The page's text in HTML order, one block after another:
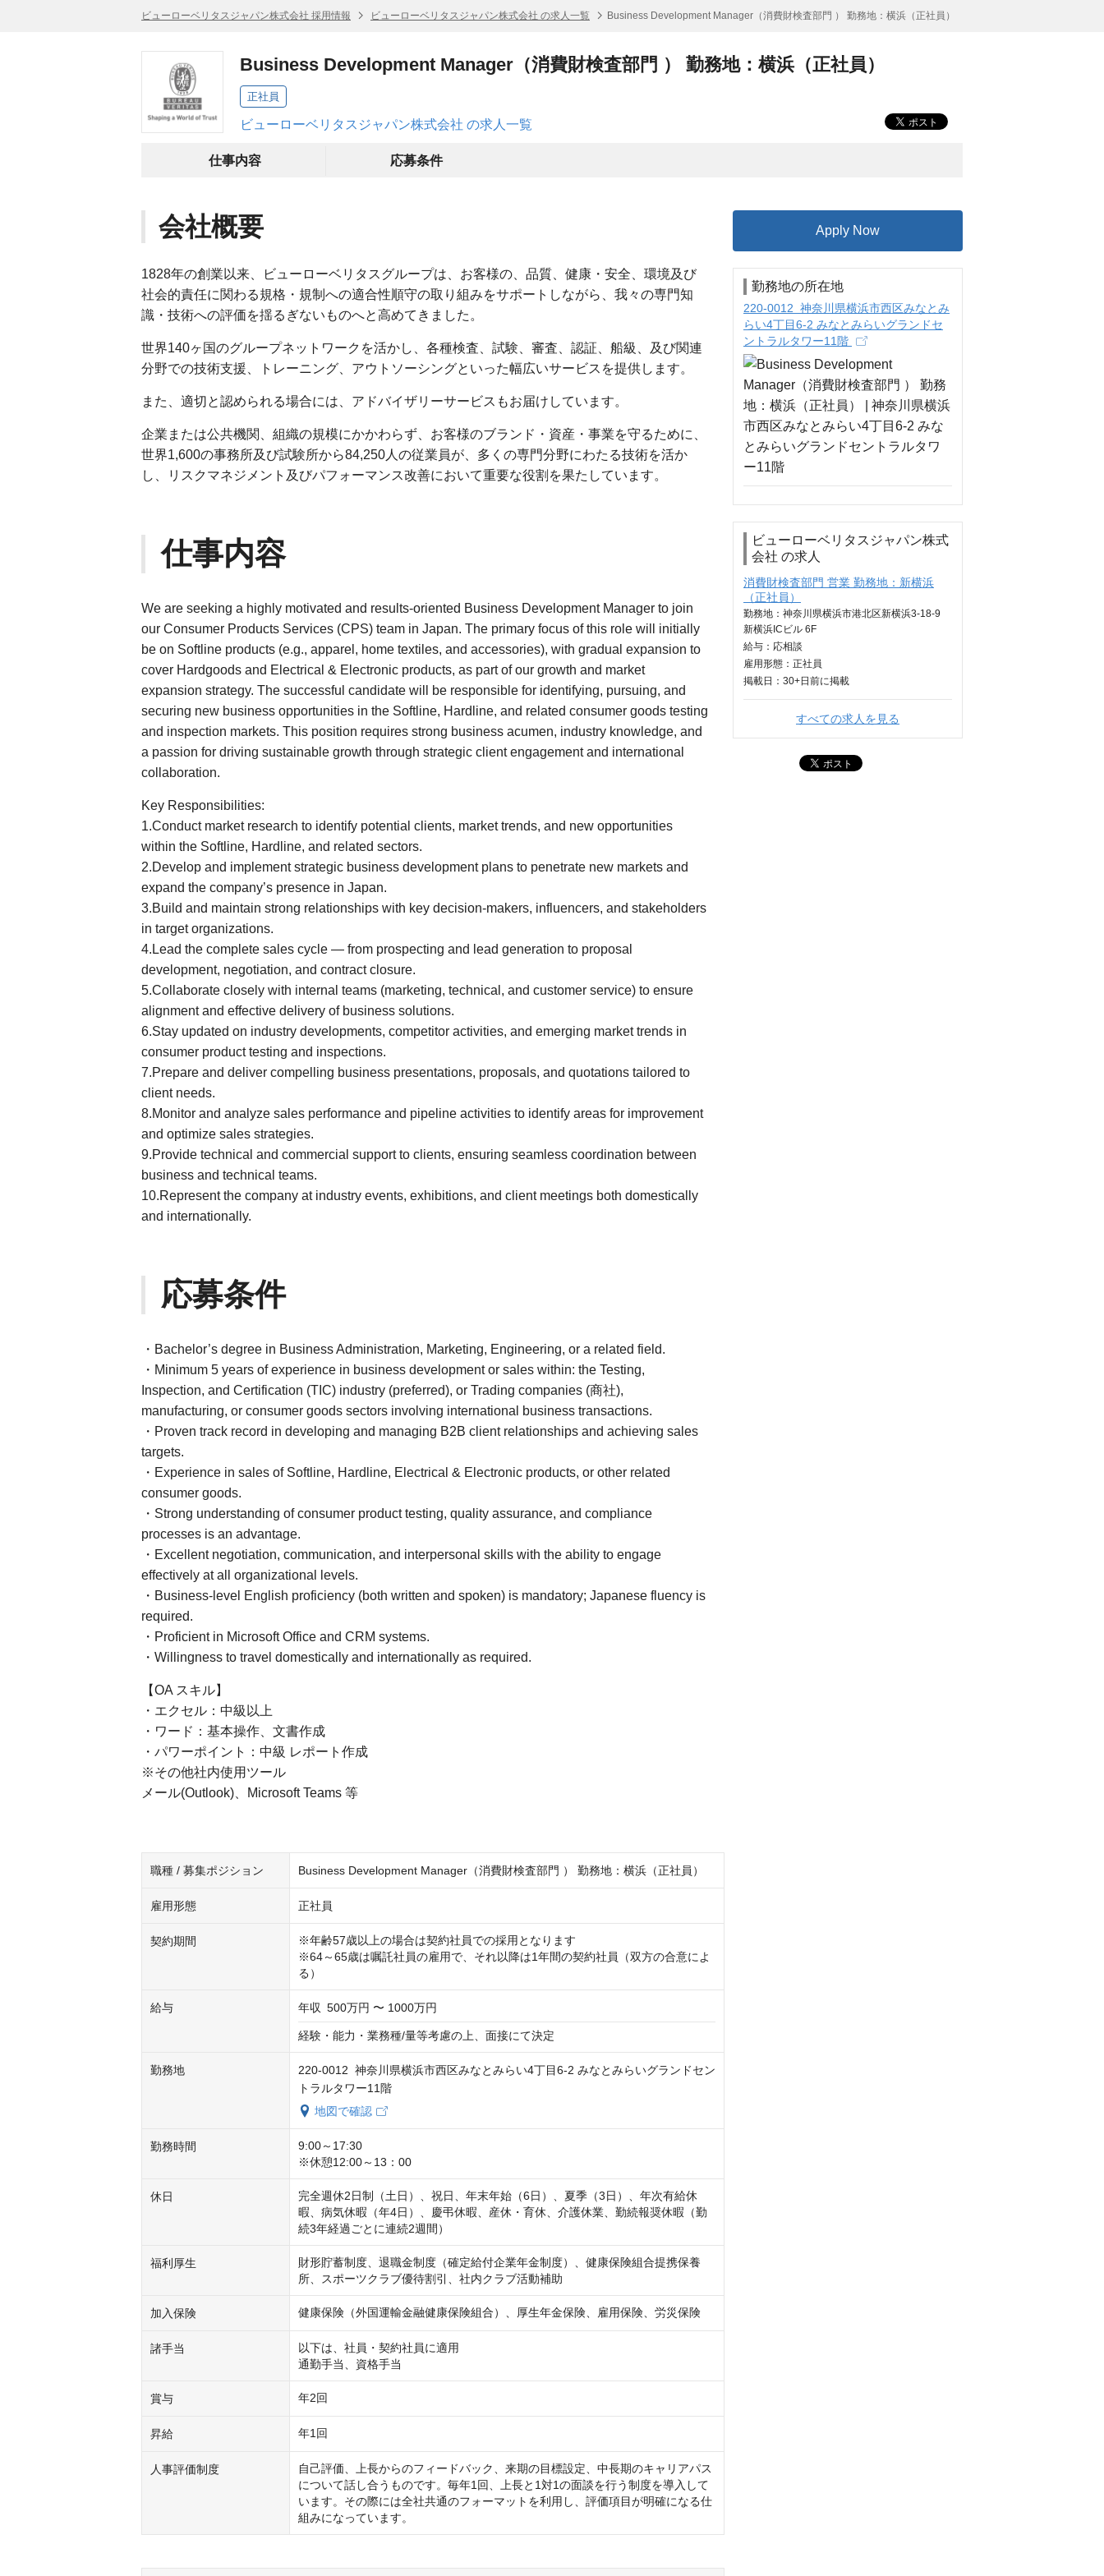
ビューローベリタスジャパン株式会社 採用情報 ビューローベリタスジャパン株式会社 の求人一覧 Business Development Manager（消費財検査部門 ） 勤務地：横浜（正社員）
Business Development Manager（消費財検査部門 ） 勤務地：横浜（正社員）
正社員
ビューローベリタスジャパン株式会社 の求人一覧
仕事内容 応募条件
会社概要
1828年の創業以来、ビューローベリタスグループは、お客様の、品質、健康・安全、環境及び
社会的責任に関わる規格・規制への適合性順守の取り組みをサポートしながら、我々の専門知
識・技術への評価を揺るぎないものへと高めてきました。
世界140ヶ国のグループネットワークを活かし、各種検査、試験、審査、認証、船級、及び関連
分野での技術支援、トレーニング、アウトソーシングといった幅広いサービスを提供します。
また、適切と認められる場合には、アドバイザリーサービスもお届けしています。
企業または公共機関、組織の規模にかかわらず、お客様のブランド・資産・事業を守るために、
世界1,600の事務所及び試験所から84,250人の従業員が、多くの専門分野にわたる技術を活か
し、リスクマネジメント及びパフォーマンス改善において重要な役割を果たしています。
仕事内容
We are seeking a highly motivated and results-oriented Business Development Manager to join
our Consumer Products Services (CPS) team in Japan. The primary focus of this role will initially
be on Softline products (e.g., apparel, home textiles, and accessories), with gradual expansion to
cover Hardgoods and Electrical & Electronic products, as part of our growth and market
expansion strategy. The successful candidate will be responsible for identifying, pursuing, and
securing new business opportunities in the Softline, Hardline, and related consumer goods testing
and inspection markets. This position requires strong business acumen, industry knowledge, and
a passion for driving sustainable growth through strategic client engagement and international
collaboration.
Key Responsibilities:
1.Conduct market research to identify potential clients, market trends, and new opportunities
within the Softline, Hardline, and related sectors.
2.Develop and implement strategic business development plans to penetrate new markets and
expand the company’s presence in Japan.
3.Build and maintain strong relationships with key decision-makers, influencers, and stakeholders
in target organizations.
4.Lead the complete sales cycle — from prospecting and lead generation to proposal
development, negotiation, and contract closure.
5.Collaborate closely with internal teams (marketing, technical, and customer service) to ensure
alignment and effective delivery of business solutions.
6.Stay updated on industry developments, competitor activities, and emerging market trends in
consumer product testing and inspections.
7.Prepare and deliver compelling business presentations, proposals, and quotations tailored to
client needs.
8.Monitor and analyze sales performance and pipeline activities to identify areas for improvement
and optimize sales strategies.
9.Provide technical and commercial support to clients, ensuring seamless coordination between
business and technical teams.
10.Represent the company at industry events, exhibitions, and client meetings both domestically
and internationally.
応募条件
・Bachelor’s degree in Business Administration, Marketing, Engineering, or a related field.
・Minimum 5 years of experience in business development or sales within: the Testing,
Inspection, and Certification (TIC) industry (preferred), or Trading companies (商社),
manufacturing, or consumer goods sectors involving international business transactions.
・Proven track record in developing and managing B2B client relationships and achieving sales
targets.
・Experience in sales of Softline, Hardline, Electrical & Electronic products, or other related
consumer goods.
・Strong understanding of consumer product testing, quality assurance, and compliance
processes is an advantage.
・Excellent negotiation, communication, and interpersonal skills with the ability to engage
effectively at all organizational levels.
・Business-level English proficiency (both written and spoken) is mandatory; Japanese fluency is
required.
・Proficient in Microsoft Office and CRM systems.
・Willingness to travel domestically and internationally as required.
【OA スキル】
・エクセル：中級以上
・ワード：基本操作、文書作成
・パワーポイント：中級 レポート作成
※その他社内使用ツール
メール(Outlook)、Microsoft Teams 等
職種 / 募集ポジション Business Development Manager（消費財検査部門 ） 勤務地：横浜（正社員）
雇用形態 正社員
契約期間
※年齢57歳以上の場合は契約社員での採用となります
※64～65歳は嘱託社員の雇用で、それ以降は1年間の契約社員（双方の合意によ
る）
給与 年収 500万円 〜 1000万円
経験・能力・業務種/量等考慮の上、面接にて決定
勤務地
220-0012 神奈川県横浜市西区みなとみらい4丁目6-2 みなとみらいグランドセン
トラルタワー11階
地図で確認
勤務時間
9:00～17:30
※休憩12:00～13：00
休日
完全週休2日制（土日）、祝日、年末年始（6日）、夏季（3日）、年次有給休
暇、病気休暇（年4日）、慶弔休暇、産休・育休、介護休業、勤続報奨休暇（勤
続3年経過ごとに連続2週間）
福利厚生
財形貯蓄制度、退職金制度（確定給付企業年金制度）、健康保険組合提携保養
所、スポーツクラブ優待割引、社内クラブ活動補助
加入保険 健康保険（外国運輸金融健康保険組合）、厚生年金保険、雇用保険、労災保険
諸手当
以下は、社員・契約社員に適用
通勤手当、資格手当
賞与 年2回
昇給 年1回
人事評価制度
自己評価、上長からのフィードバック、来期の目標設定、中長期のキャリアパス
について話し合うものです。毎年1回、上長と1対1の面談を行う制度を導入して
います。その際には全社共通のフォーマットを利用し、評価項目が明確になる仕
組みになっています。
Apply Now
勤務地の所在地
220-0012 神奈川県横浜市西区みなとみ
らい4丁目6-2 みなとみらいグランドセ
ントラルタワー11階
ビューローベリタスジャパン株式
会社 の求人
消費財検査部門 営業 勤務地：新横浜
（正社員）
勤務地：神奈川県横浜市港北区新横浜3-18-9
新横浜ICビル 6F
給与： 応相談
雇用形態：正社員
掲載日： 30+日 前に掲載
すべての求人を見る